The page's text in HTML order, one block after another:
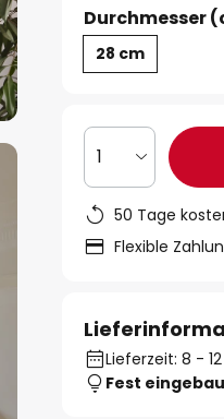
Durchmesser
28 cm
1
50 Tage
Flexible
Lieferzeit: 8 -
Fest